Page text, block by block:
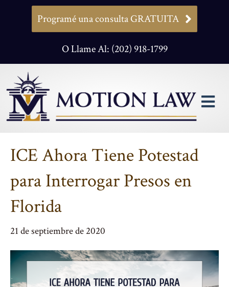
Programé una consulta GRATUITA
O Llame Al: (202) 918-1799
ICE Ahora Tiene Potestad
para Interrogar Presos en
Florida
21 de septiembre de 2020